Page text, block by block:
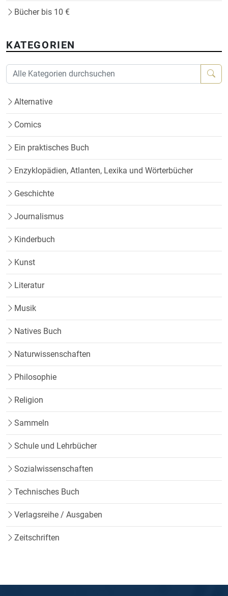
Bücher bis 10 €
KATEGORIEN
Alternative
Comics
Ein praktisches Buch
Enzyklopädien, Atlanten, Lexika und Wörterbücher
Geschichte
Journalismus
Kinderbuch
Kunst
Literatur
Musik
Natives Buch
Naturwissenschaften
Philosophie
Religion
Sammeln
Schule und Lehrbücher
Sozialwissenschaften
Technisches Buch
Verlagsreihe / Ausgaben
Zeitschriften